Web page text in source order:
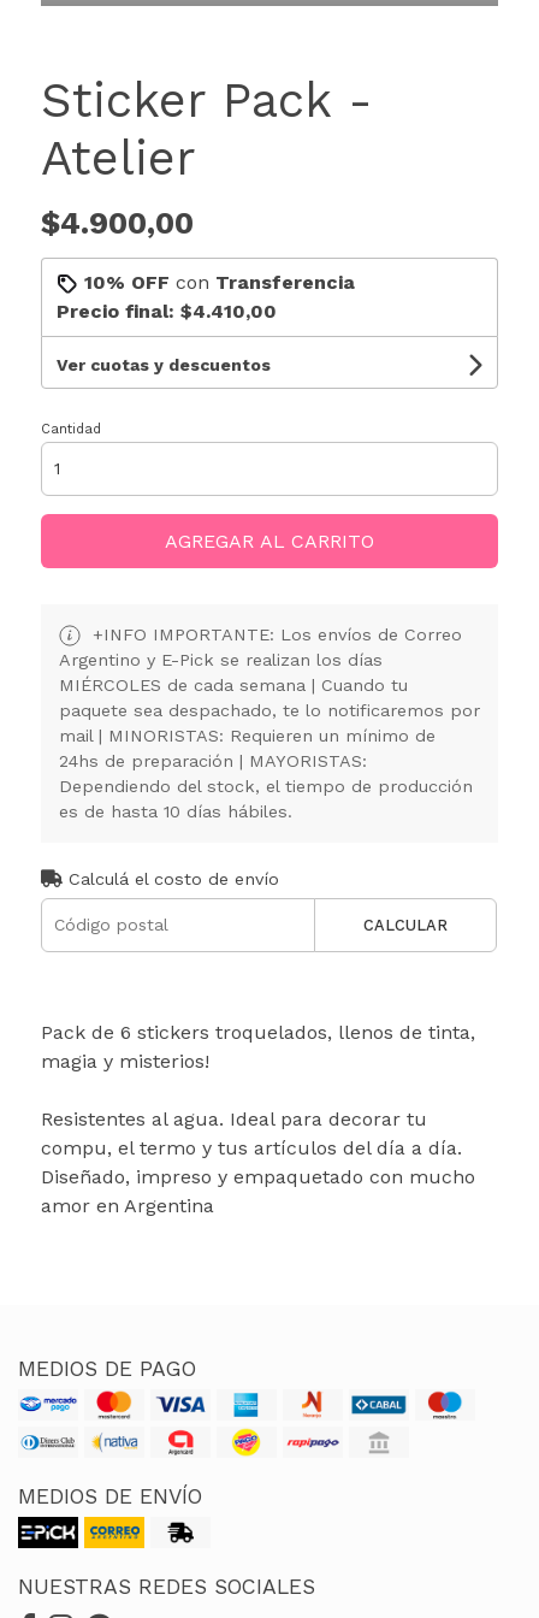
Sticker Pack -
Atelier
$4.900,00
10% OFF con Transferencia
Precio final: $4.410,00
Ver cuotas y descuentos
Cantidad
AGREGAR AL CARRITO
+INFO IMPORTANTE: Los envíos de Correo
Argentino y E-Pick se realizan los días
MIÉRCOLES de cada semana | Cuando tu
paquete sea despachado, te lo notificaremos por
mail | MINORISTAS: Requieren un mínimo de
24hs de preparación | MAYORISTAS:
Dependiendo del stock, el tiempo de producción
es de hasta 10 días hábiles.
Calculá el costo de envío
CALCULAR
Pack de 6 stickers troquelados, llenos de tinta,
magia y misterios!
Resistentes al agua. Ideal para decorar tu
compu, el termo y tus artículos del día a día.
Diseñado, impreso y empaquetado con mucho
amor en Argentina
MEDIOS DE PAGO
MEDIOS DE ENVÍO
NUESTRAS REDES SOCIALES